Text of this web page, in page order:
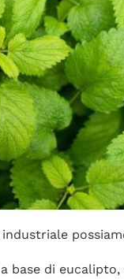
industriale
base di